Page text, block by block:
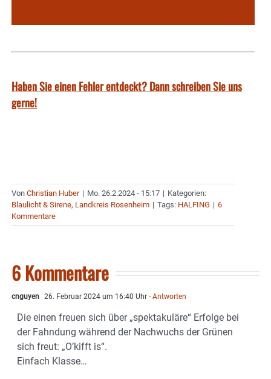
Haben Sie einen Fehler entdeckt? Dann schreiben Sie uns
gerne!
Von Christian Huber | Mo. 26.2.2024 - 15:17 | Kategorien:
Blaulicht & Sirene, Landkreis Rosenheim | Tags: HALFING | 6
Kommentare
6 Kommentare
cnguyen 26. Februar 2024 um 16:40 Uhr - Antworten
Die einen freuen sich über „spektakuläre“ Erfolge bei
der Fahndung während der Nachwuchs der Grünen
sich freut: „O’kifft is“.
Einfach Klasse…